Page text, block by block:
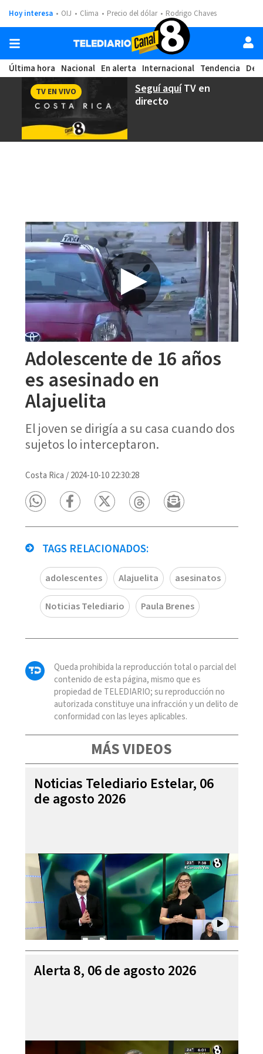
Hoy interesa OIJ Clima Precio del dólar Rodrigo Chaves
Última hora Nacional En alerta Internacional Tendencia
Seguí aquíTV en
directo
TV EN VIVO
Adolescente de 16 años
es asesinado en
Alajuelita
El joven se dirigía a su casa cuando dos
sujetos lo interceptaron.
Costa Rica /2024-10-10 22:30:28
TAGS RELACIONADOS:
adolescentes Alajuelita asesinatos
Noticias Telediario Paula Brenes
Queda prohibida la reproducción total o parcial del
contenido de esta página, mismo que es
propiedad de TELEDIARIO; su reproducción no
autorizada constituye una infracción y un delito de
conformidad con las leyes aplicables.
MÁS VIDEOS
Noticias Telediario Estelar, 06
de agosto 2026
Alerta 8, 06 de agosto 2026